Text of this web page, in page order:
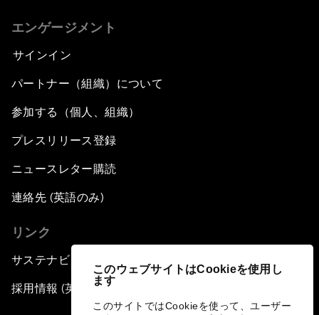
このウェブサイトはCookieを使用し
ます
このサイトではCookieを使って、ユーザー
エンゲージメント
サインイン
パートナー（組織）について
参加する（個人、組織）
プレスリリース登録
ニュースレター購読
連絡先 (英語のみ)
リンク
サステナビリティへの取り組み
採用情報 (英語のみ)